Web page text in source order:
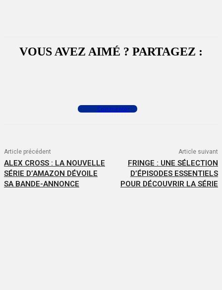
VOUS AVEZ AIMÉ ? PARTAGEZ :
Commenter
Article précédent
ALEX CROSS : LA NOUVELLE
SÉRIE D’AMAZON DÉVOILE
SA BANDE-ANNONCE
Article suivant
FRINGE : UNE SÉLECTION
D’ÉPISODES ESSENTIELS
POUR DÉCOUVRIR LA SÉRIE